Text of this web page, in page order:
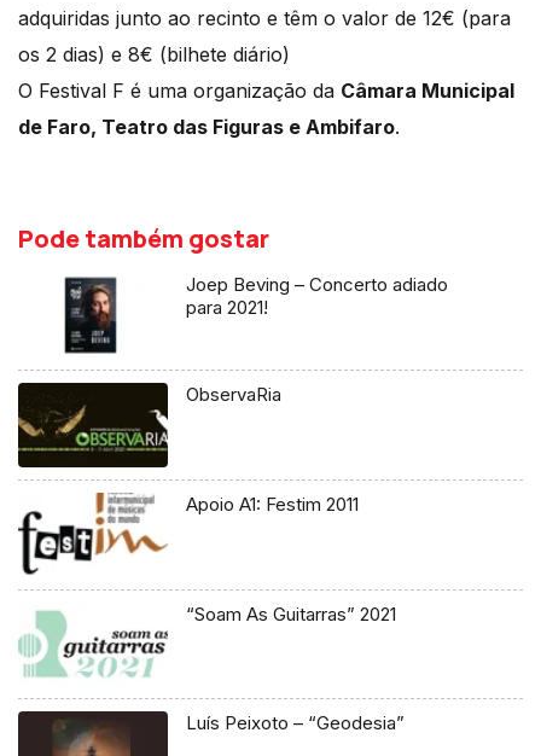
adquiridas junto ao recinto e têm o valor de 12€ (para
os 2 dias) e 8€ (bilhete diário)
O Festival F é uma organização da Câmara Municipal
de Faro, Teatro das Figuras e Ambifaro.
Pode também gostar
Joep Beving – Concerto adiado
para 2021!
ObservaRia
Apoio A1: Festim 2011
“Soam As Guitarras” 2021
Luís Peixoto – “Geodesia”